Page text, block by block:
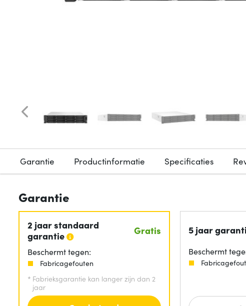
Garantie Productinformatie Specificaties
Garantie
2 jaar standaard
garantie
Gratis
Beschermt tegen:
Fabricagefouten
* Fabrieksgarantie kan langer zijn dan 2
jaar
5 jaar
Beschermt